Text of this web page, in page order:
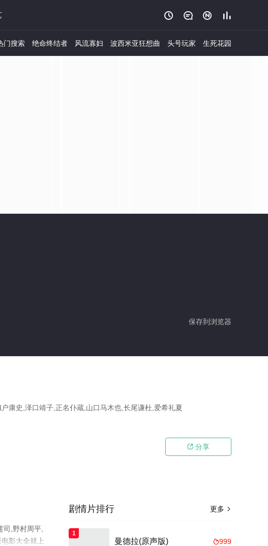
   
门搜索 绝命终结者 风流寡妇 波西米亚狂想曲 头号玩家 生死花园
保存到浏览器
康史,泽口靖子,正名仆蔵,山口马木也,长尾谦杜,爱希礼夏
 分享
,野村周平,
影大全就上
更多 
剧情片排行
1
999
曼德拉(原声版)